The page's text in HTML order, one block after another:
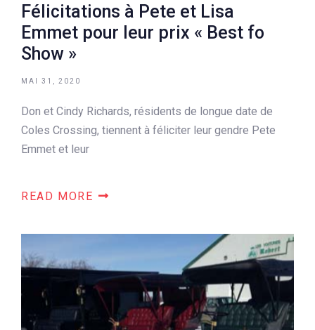
Félicitations à Pete et Lisa
Emmet pour leur prix « Best fo
Show »
MAI 31, 2020
Don et Cindy Richards, résidents de longue date de
Coles Crossing, tiennent à féliciter leur gendre Pete
Emmet et leur
READ MORE